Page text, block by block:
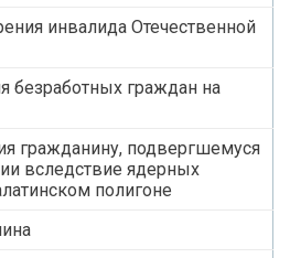
инвалида Отечественной
безработных граждан на
гражданину, подвергшемуся
вследствие ядерных
полигоне